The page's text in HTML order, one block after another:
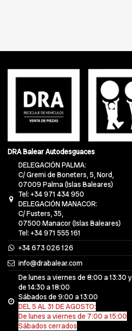
DRA Balear Autodesguaces
DELEGACIÓN PALMA:
C/ Gremi de Boneters, 5, Nord,
07009 Palma (Islas Baleares)
Tel: +34 971 434 950
DELEGACIÓN MANACOR:
C/ Fusters, 35,
07500 Manacor (Islas Baleares)
Tel: +34 971 555 161
+34 673 026 126
info@drabalear.com
De lunes a viernes de 8:00 a 13:30 y
de 14:30 a 18:00
Sábados de 9:00 a 13:00
DEL 5 AL 31 DE AGOSTO:
De lunes a viernes de 7:00 a 15:00
Sábados cerrados